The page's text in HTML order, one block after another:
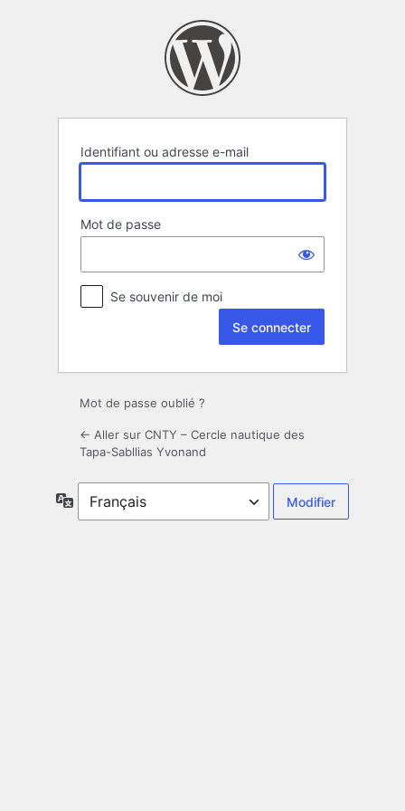
Identifiant ou adresse e-mail
Mot de passe
Se souvenir de moi
Mot de passe oublié ?
← Aller sur CNTY – Cercle nautique des
Tapa-Sabllias Yvonand
Langue